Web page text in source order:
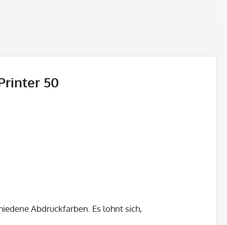
50
Abdruckfarben. Es lohnt sich,